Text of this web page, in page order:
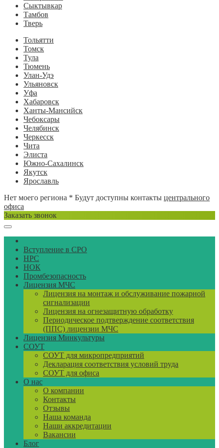
Сыктывкар
Тамбов
Тверь
Тольятти
Томск
Тула
Тюмень
Улан-Удэ
Ульяновск
Уфа
Хабаровск
Ханты-Мансийск
Чебоксары
Челябинск
Черкесск
Чита
Элиста
Южно-Сахалинск
Якутск
Ярославль
Нет моего региона * Будут доступны контакты центрального
офиса
Заказать звонок
Вступление в СРО
НРС
НОК
Промбезопасность
Лицензия МЧС
Лицензия на монтаж и обслуживание пожарной
сигнализации
Лицензия на огнезащитную обработку
Периодическое подтверждение соответствия
(ППС) лицензии МЧС
Лицензия Минкультуры
СОУТ
СОУТ для микропредприятий
Декларация соответствия условий труда
СОУТ для офиса
О нас
О компании
Контакты
Отзывы
Наша команда
Наши аккредитации
Вакансии
Блог